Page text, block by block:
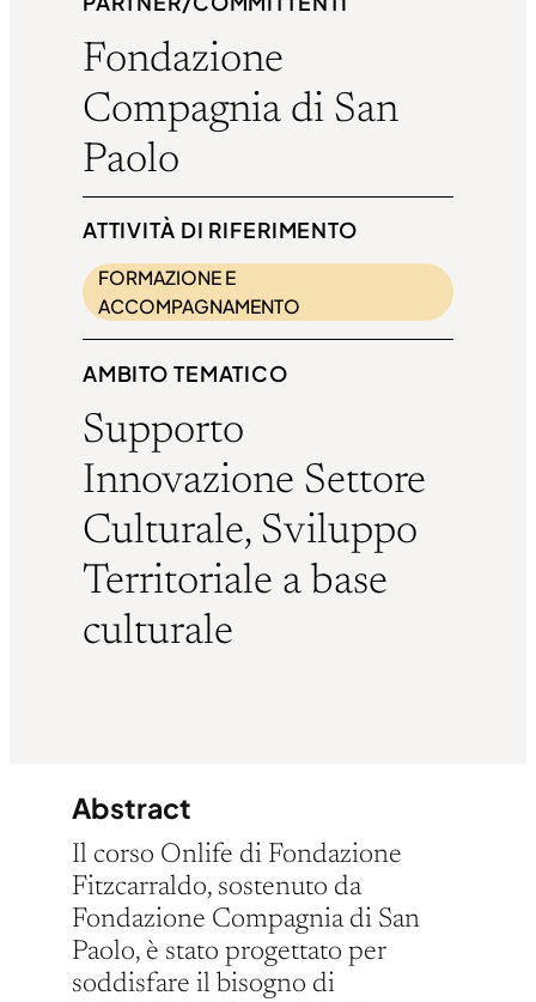
Fondazione
Compagnia di San
Paolo
ATTIVITÀ DI RIFERIMENTO
FORMAZIONE E
ACCOMPAGNAMENTO
AMBITO TEMATICO
Supporto
Innovazione Settore
Culturale, Sviluppo
Territoriale a base
culturale
Abstract
Il corso Onlife di Fondazione
Fitzcarraldo, sostenuto da
Fondazione Compagnia di San
Paolo, è stato progettato per
soddisfare il bisogno di